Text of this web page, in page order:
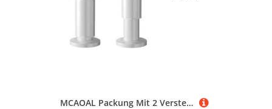
MCAOAL Packung Mit 2 Verstellbaren Stahlmöbeln Beine Sofa Couch Beine Stoßdämpferung Fußpolster Für Schreibtisch Couches Regale & Kommode Couchtisch Couchtisch